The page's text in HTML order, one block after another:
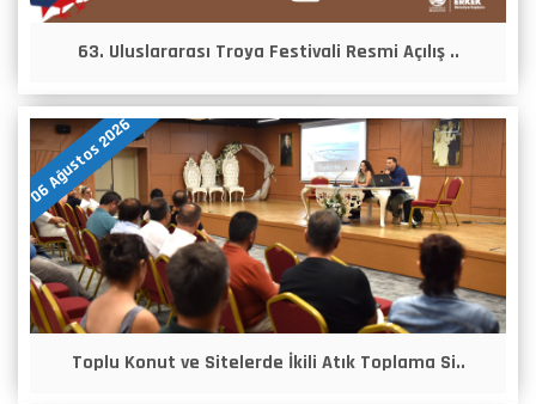
63. Uluslararası Troya Festivali Resmi Açılış ..
06 Ağustos 2026
Toplu Konut ve Sitelerde İkili Atık Toplama Si..